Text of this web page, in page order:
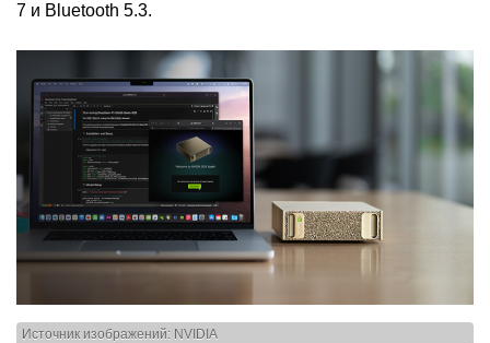
7 и Bluetooth 5.3.
Источник изображений: NVIDIA